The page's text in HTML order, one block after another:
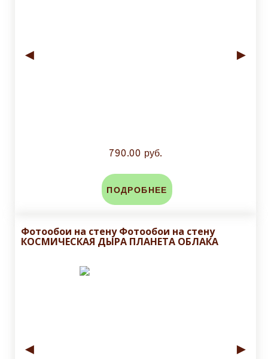
◄ ►
790.00 руб.
ПОДРОБНЕЕ
Фотообои на стену Фотообои на стену
КОСМИЧЕСКАЯ ДЫРА ПЛАНЕТА ОБЛАКА
◄ ►